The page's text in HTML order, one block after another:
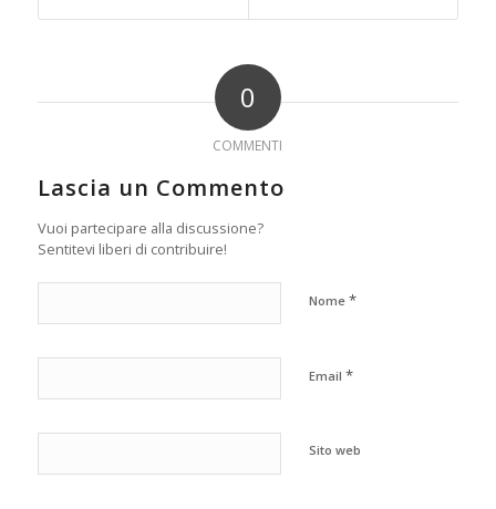
0
COMMENTI
Lascia un Commento
Vuoi partecipare alla discussione?
Sentitevi liberi di contribuire!
Nome *
Email *
Sito web